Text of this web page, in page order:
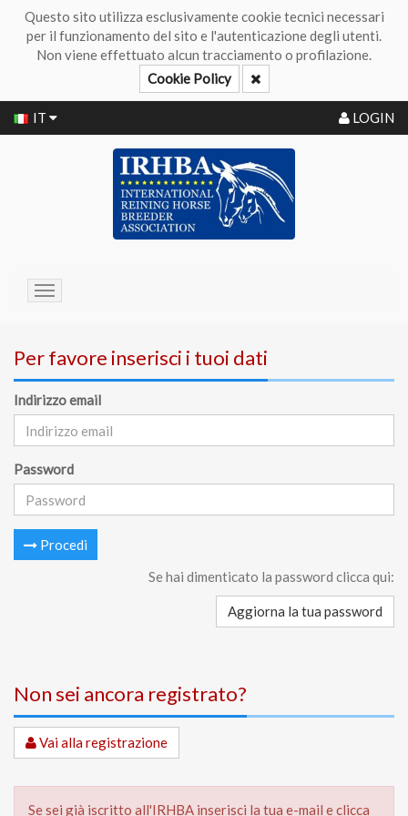
Questo sito utilizza esclusivamente cookie tecnici necessari
per il funzionamento del sito e l'autenticazione degli utenti.
Non viene effettuato alcun tracciamento o profilazione.
Cookie Policy
IT LOGIN
Toggle
Per favore inserisci i tuoi dati
Indirizzo email
Password
Procedi
Se hai dimenticato la password clicca qui:
Aggiorna la tua password
Non sei ancora registrato?
Vai alla registrazione
Se sei già iscritto all'IRHBA inserisci la tua e-mail e clicca